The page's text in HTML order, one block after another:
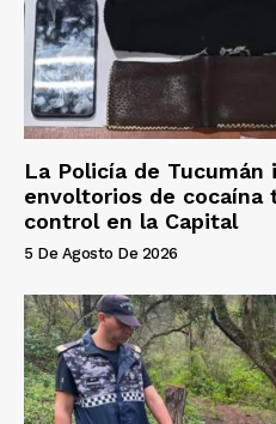
La Policía de Tucumán
envoltorios de cocaína
control en la Capital
5 De Agosto De 2026